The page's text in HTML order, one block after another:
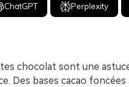
ChatGPT Perplexity
chocolat sont une
Des bases cacao